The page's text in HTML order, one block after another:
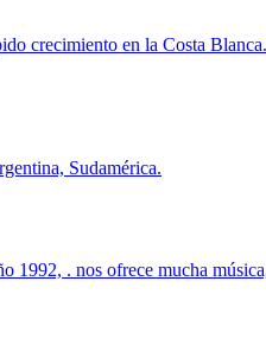
crecimiento en la Costa
Sudamérica.
1992, . nos ofrece mucha